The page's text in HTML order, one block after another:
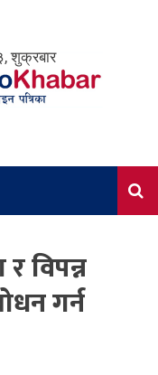
शुक्रबार
विपन्न
गर्न